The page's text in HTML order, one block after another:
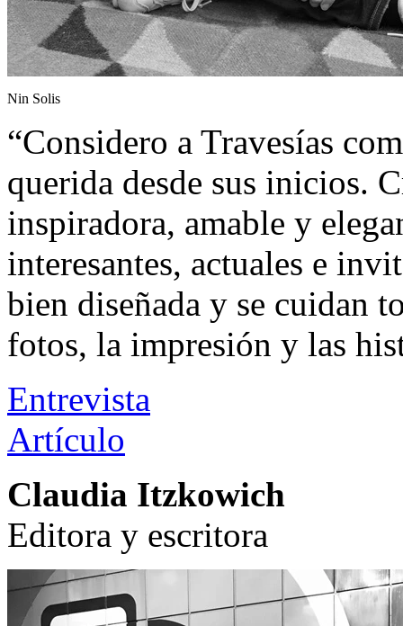
Nin Solis
“Considero a Travesías
querida desde sus inicios.
inspiradora, amable y
interesantes, actuales e
bien diseñada y se cuidan
fotos, la impresión y las
Entrevista
Artículo
Claudia Itzkowich
Editora y escritora